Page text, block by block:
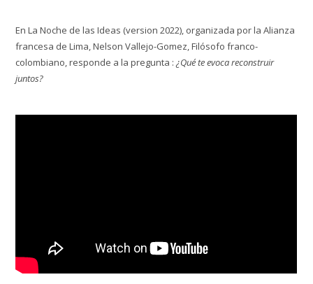
En La Noche de las Ideas (version 2022), organizada por la Alianza
francesa de Lima, Nelson Vallejo-Gomez, Filósofo franco-
colombiano, responde a la pregunta :¿Qué te evoca reconstruir
juntos?